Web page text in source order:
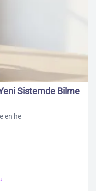
Sistemde Bilme
en he